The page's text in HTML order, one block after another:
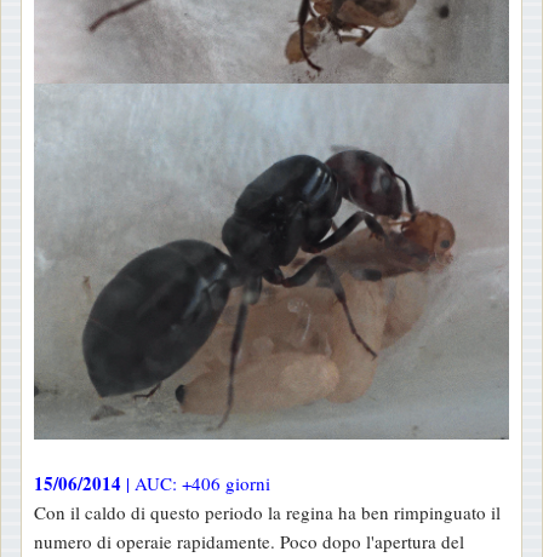
15/06/2014 | AUC: +406 giorni
Con il caldo di questo periodo la regina ha ben rimpinguato il
numero di operaie rapidamente. Poco dopo l'apertura del